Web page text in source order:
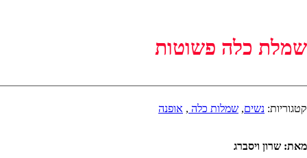
שמלת כלה פשוטות
קטגוריות: נשים, שמלות כלה , אופנה
מאת: שרון ויסברג